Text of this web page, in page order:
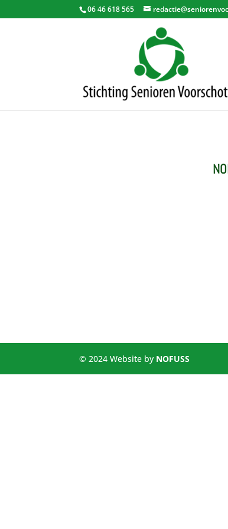
06 46 618 565
© 2024 Website by NOFUSS